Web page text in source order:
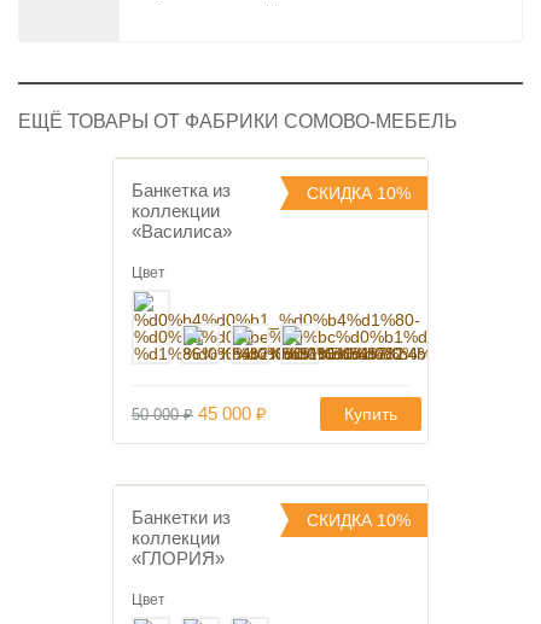
ЕЩЁ ТОВАРЫ ОТ ФАБРИКИ СОМОВО-МЕБЕЛЬ
Банкетка из
коллекции
«Василиса»
Цвет
50 000₽ Первоначальная
составляла
45 000 ₽
45
Купить
СКИДКА 10%
Банкетки из
коллекции
«ГЛОРИЯ»
Цвет
СКИДКА 10%